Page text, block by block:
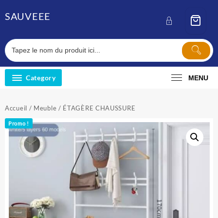
toSAUVEEE
Category MENU
Accueil / Meuble / ÉTAGÈRE CHAUSSURE
Promo !